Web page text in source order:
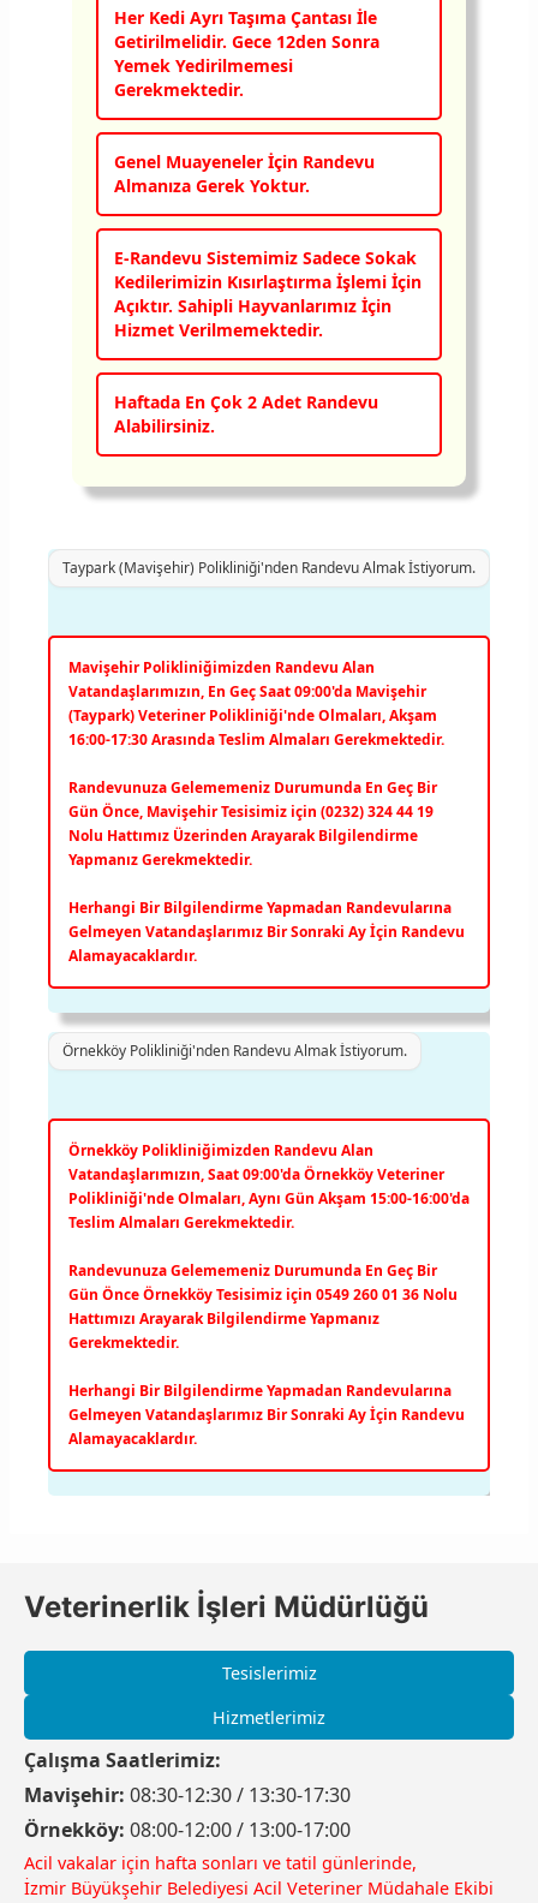
Her Kedi Ayrı Taşıma Çantası İle
Getirilmelidir. Gece 12den Sonra
Yemek Yedirilmemesi
Gerekmektedir.
Genel Muayeneler İçin Randevu
Almanıza Gerek Yoktur.
E-Randevu Sistemimiz Sadece Sokak
Kedilerimizin Kısırlaştırma İşlemi İçin
Açıktır. Sahipli Hayvanlarımız İçin
Hizmet Verilmemektedir.
Haftada En Çok 2 Adet Randevu
Alabilirsiniz.
Taypark (Mavişehir) Polikliniği'nden Randevu Almak İstiyorum.
Mavişehir Polikliniğimizden Randevu Alan
Vatandaşlarımızın, En Geç Saat 09:00'da Mavişehir
(Taypark) Veteriner Polikliniği'nde Olmaları, Akşam
16:00-17:30 Arasında Teslim Almaları Gerekmektedir.
Randevunuza Gelememeniz Durumunda En Geç Bir
Gün Önce, Mavişehir Tesisimiz için (0232) 324 44 19
Nolu Hattımız Üzerinden Arayarak Bilgilendirme
Yapmanız Gerekmektedir.
Herhangi Bir Bilgilendirme Yapmadan Randevularına
Gelmeyen Vatandaşlarımız Bir Sonraki Ay İçin Randevu
Alamayacaklardır.
Örnekköy Polikliniği'nden Randevu Almak İstiyorum.
Örnekköy Polikliniğimizden Randevu Alan
Vatandaşlarımızın, Saat 09:00'da Örnekköy Veteriner
Polikliniği'nde Olmaları, Aynı Gün Akşam 15:00-16:00'da
Teslim Almaları Gerekmektedir.
Randevunuza Gelememeniz Durumunda En Geç Bir
Gün Önce Örnekköy Tesisimiz için 0549 260 01 36 Nolu
Hattımızı Arayarak Bilgilendirme Yapmanız
Gerekmektedir.
Herhangi Bir Bilgilendirme Yapmadan Randevularına
Gelmeyen Vatandaşlarımız Bir Sonraki Ay İçin Randevu
Alamayacaklardır.
Veterinerlik İşleri Müdürlüğü
Tesislerimiz
Hizmetlerimiz
Çalışma Saatlerimiz:
Mavişehir: 08:30-12:30 / 13:30-17:30
Örnekköy: 08:00-12:00 / 13:00-17:00
Acil vakalar için hafta sonları ve tatil günlerinde,
İzmir Büyükşehir Belediyesi Acil Veteriner Müdahale Ekibi